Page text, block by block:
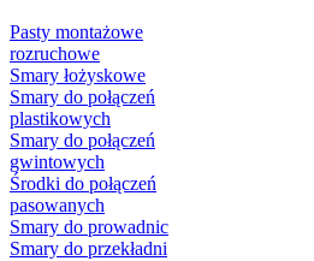
Pasty montażowe
rozruchowe
Smary łożyskowe
Smary do połączeń
plastikowych
Smary do połączeń
gwintowych
Środki do połączeń
pasowanych
Smary do prowadnic
Smary do przekładni